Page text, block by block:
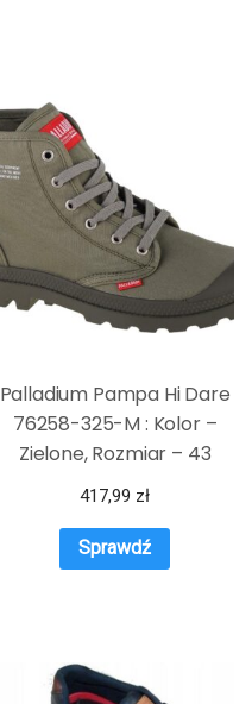
Palladium Pampa Hi Dare
76258-325-M : Kolor –
Zielone, Rozmiar – 43
417,99 zł
Sprawdź